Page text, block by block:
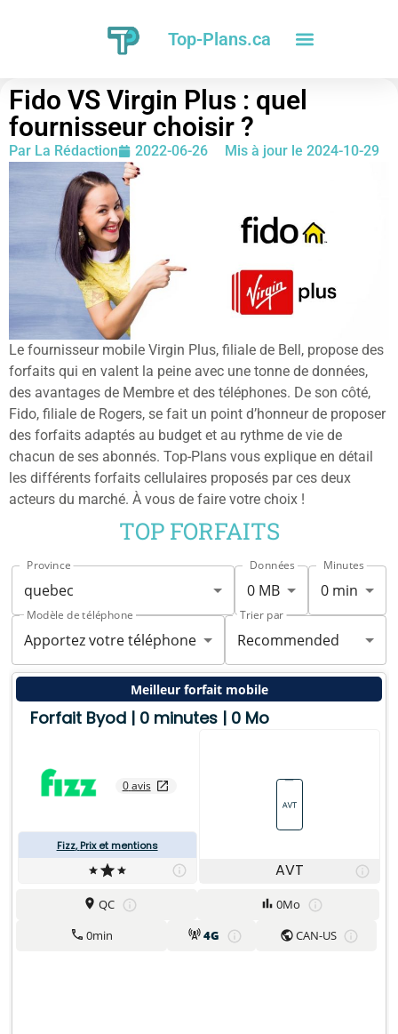
Top-Plans.ca
Fido VS Virgin Plus : quel
fournisseur choisir ?
Par La Rédaction 2022-06-26 Mis à jour le 2024-10-29
Le fournisseur mobile Virgin Plus, filiale de Bell, propose des
forfaits qui en valent la peine avec une tonne de données,
des avantages de Membre et des téléphones. De son côté,
Fido, filiale de Rogers, se fait un point d’honneur de proposer
des forfaits adaptés au budget et au rythme de vie de
chacun de ses abonnés. Top-Plans vous explique en détail
les différents forfaits cellulaires proposés par ces deux
acteurs du marché. À vous de faire votre choix !
TOP FORFAITS